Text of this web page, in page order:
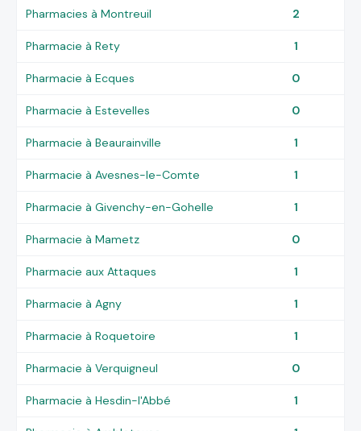
Pharmacies à Montreuil 2
Pharmacie à Rety 1
Pharmacie à Ecques 0
Pharmacie à Estevelles 0
Pharmacie à Beaurainville 1
Pharmacie à Avesnes-le-Comte 1
Pharmacie à Givenchy-en-Gohelle 1
Pharmacie à Mametz 0
Pharmacie aux Attaques 1
Pharmacie à Agny 1
Pharmacie à Roquetoire 1
Pharmacie à Verquigneul 0
Pharmacie à Hesdin-l'Abbé 1